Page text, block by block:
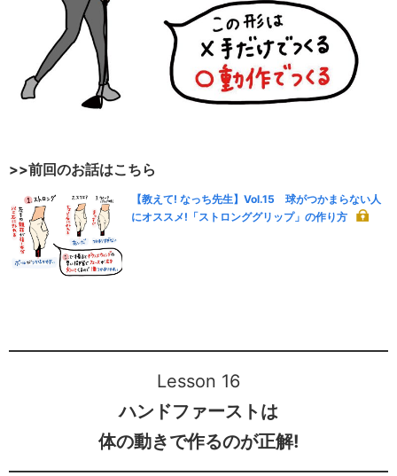
>>前回のお話はこちら
【教えて! なっち先生】Vol.15 球がつかまらない人
にオススメ!「ストロンググリップ」の作り方
Lesson 16
ハンドファーストは
体の動きで作るのが正解!